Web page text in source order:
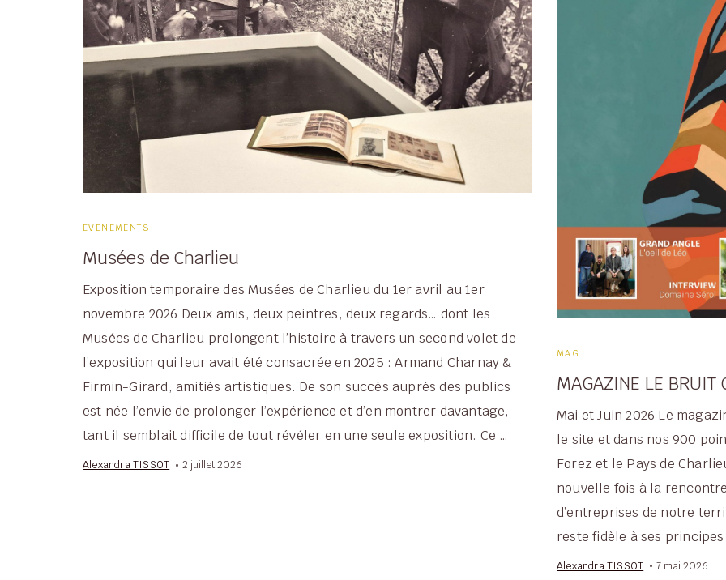
EVENEMENTS
Musées de Charlieu
Exposition temporaire des Musées de Charlieu du 1er avril au 1er
novembre 2026 Deux amis, deux peintres, deux regards… dont les
Musées de Charlieu prolongent l’histoire à travers un second volet de
l’exposition qui leur avait été consacrée en 2025 : Armand Charnay &
Firmin-Girard, amitiés artistiques. De son succès auprès des publics
est née l’envie de prolonger l’expérience et d’en montrer davantage,
tant il semblait difficile de tout révéler en une seule exposition. Ce …
Alexandra TISSOT 2 juillet 2026
MAG
MAGAZINE LE BRUIT
Mai et Juin 2026 Le
le site et dans nos 900
Forez et le Pays de
nouvelle fois à la
d’entreprises de notre
reste fidèle à ses
Alexandra TISSOT 7 mai 2026